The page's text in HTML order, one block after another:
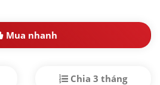
Mua nhanh
Chia 3 tháng